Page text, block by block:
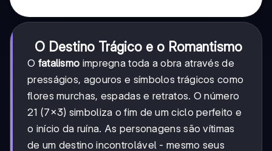
O Destino Trágico e o Romantismo
O fatalismo impregna toda a obra através de
presságios, agouros e símbolos trágicos como
flores murchas, espadas e retratos. O número
21 (7×3) simboliza o fim de um ciclo perfeito e
o início da ruína. As personagens são vítimas
de um destino incontrolável - mesmo seus